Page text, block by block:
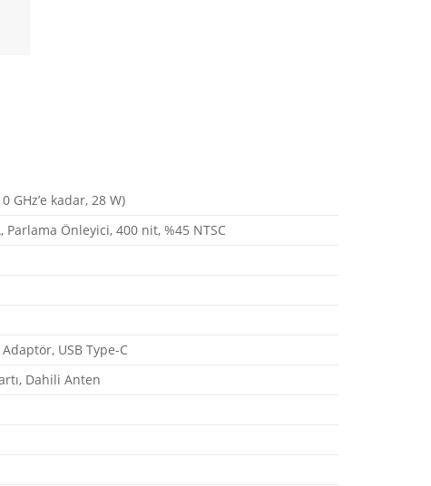
GHz’e kadar, 28 W)
Parlama Önleyici, 400 nit, %45 NTSC
USB Type-C
Dahili Anten